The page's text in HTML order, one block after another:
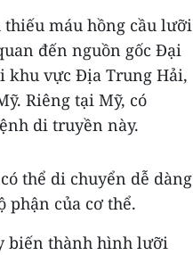
thiếu máu hồng cầu lưỡi
đến nguồn gốc Đại
khu vực Địa Trung Hải,
Riêng tại Mỹ, có
di truyền này.
thể di chuyển dễ dàng
phận của cơ thể.
biến thành hình lưỡi